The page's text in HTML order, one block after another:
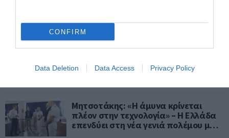
CONFIRM
Data Deletion Data Access Privacy Policy
Η Κίνα πιέζει την αμερικανική
κυριαρχία στην AI – Το νέο
νοημοσύνης
ΚΩΣΤΑΣ ΚΑΛΛΙΑΝΤΕΡΗΣ
Μητσοτάκης: «Η άμυνα κρίνεται
πλέον στην τεχνολογία» – Η Ελλάδα
επενδύει στη νέα γενιά πολέμου με